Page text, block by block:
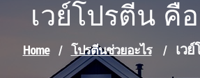
เวย์โปรตีน คื
Home / โปรตีนช่วยอะไร / เว